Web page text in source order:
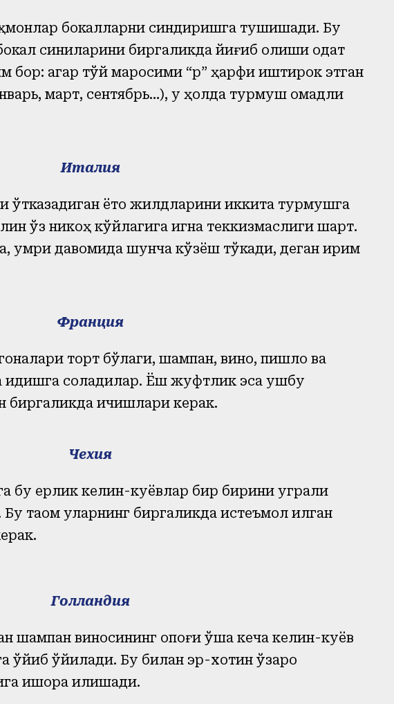
бокалларни синдиришга тушишади. Бу
синиқларини биргаликда йиғиб олиши одат
бор: агар тўй маросими “р” ҳарфи иштирок этган
март, сентябрь…), у ҳолда турмуш омадли
Италия
ўтказадиган ётоқ жилдларини иккита турмушга
ўз никоҳ кўйлагига игна теккизмаслиги шарт.
умри давомида шунча кўзёш тўкади, деган ирим
Франция
торт бўлаги, шампан, вино, пишлоқ ва
идишга соладилар. Ёш жуфтлик эса ушбу
биргаликда ичишлари керак.
Чехия
бу ерлик келин-куёвлар бир бирини уграли
таом уларнинг биргаликда истеъмол қилган
Голландия
шампан виносининг қопқоғи ўша кеча келин-куёв
қўйиб қўйилади. Бу билан эр-хотин ўзаро
ишора қилишади.